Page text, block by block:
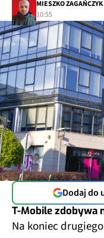
MIESZKO
10:55
Dodaj do
T-Mobile zdobywa
Na koniec